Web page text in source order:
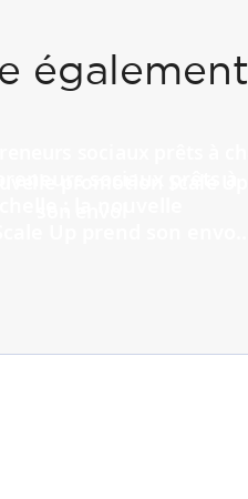
également